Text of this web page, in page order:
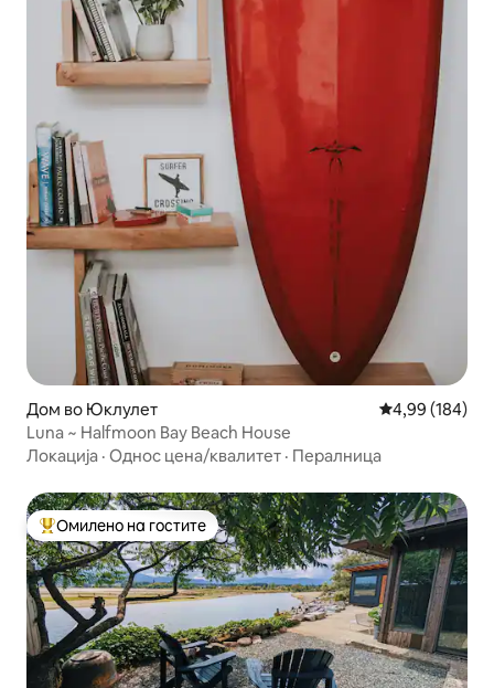
Дом во Юклулет Просечна
4,99 (184)
Luna ~ Halfmoon Bay Beach House
Локација · Однос цена/квалитет · Пералница
Меѓу најуспешните „Омилени на гостите“
Омилено на гостите